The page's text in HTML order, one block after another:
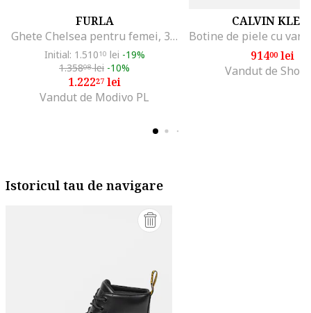
FURLA
Ghete Chelsea pentru femei, 305616463, piele naturala
Initial: 1.51010 lei -19%
1.35808lei -10%
1.22227 lei
Vandut de Modivo PL
CALVIN
91400lei
Vandut de
Istoricul tau de navigare